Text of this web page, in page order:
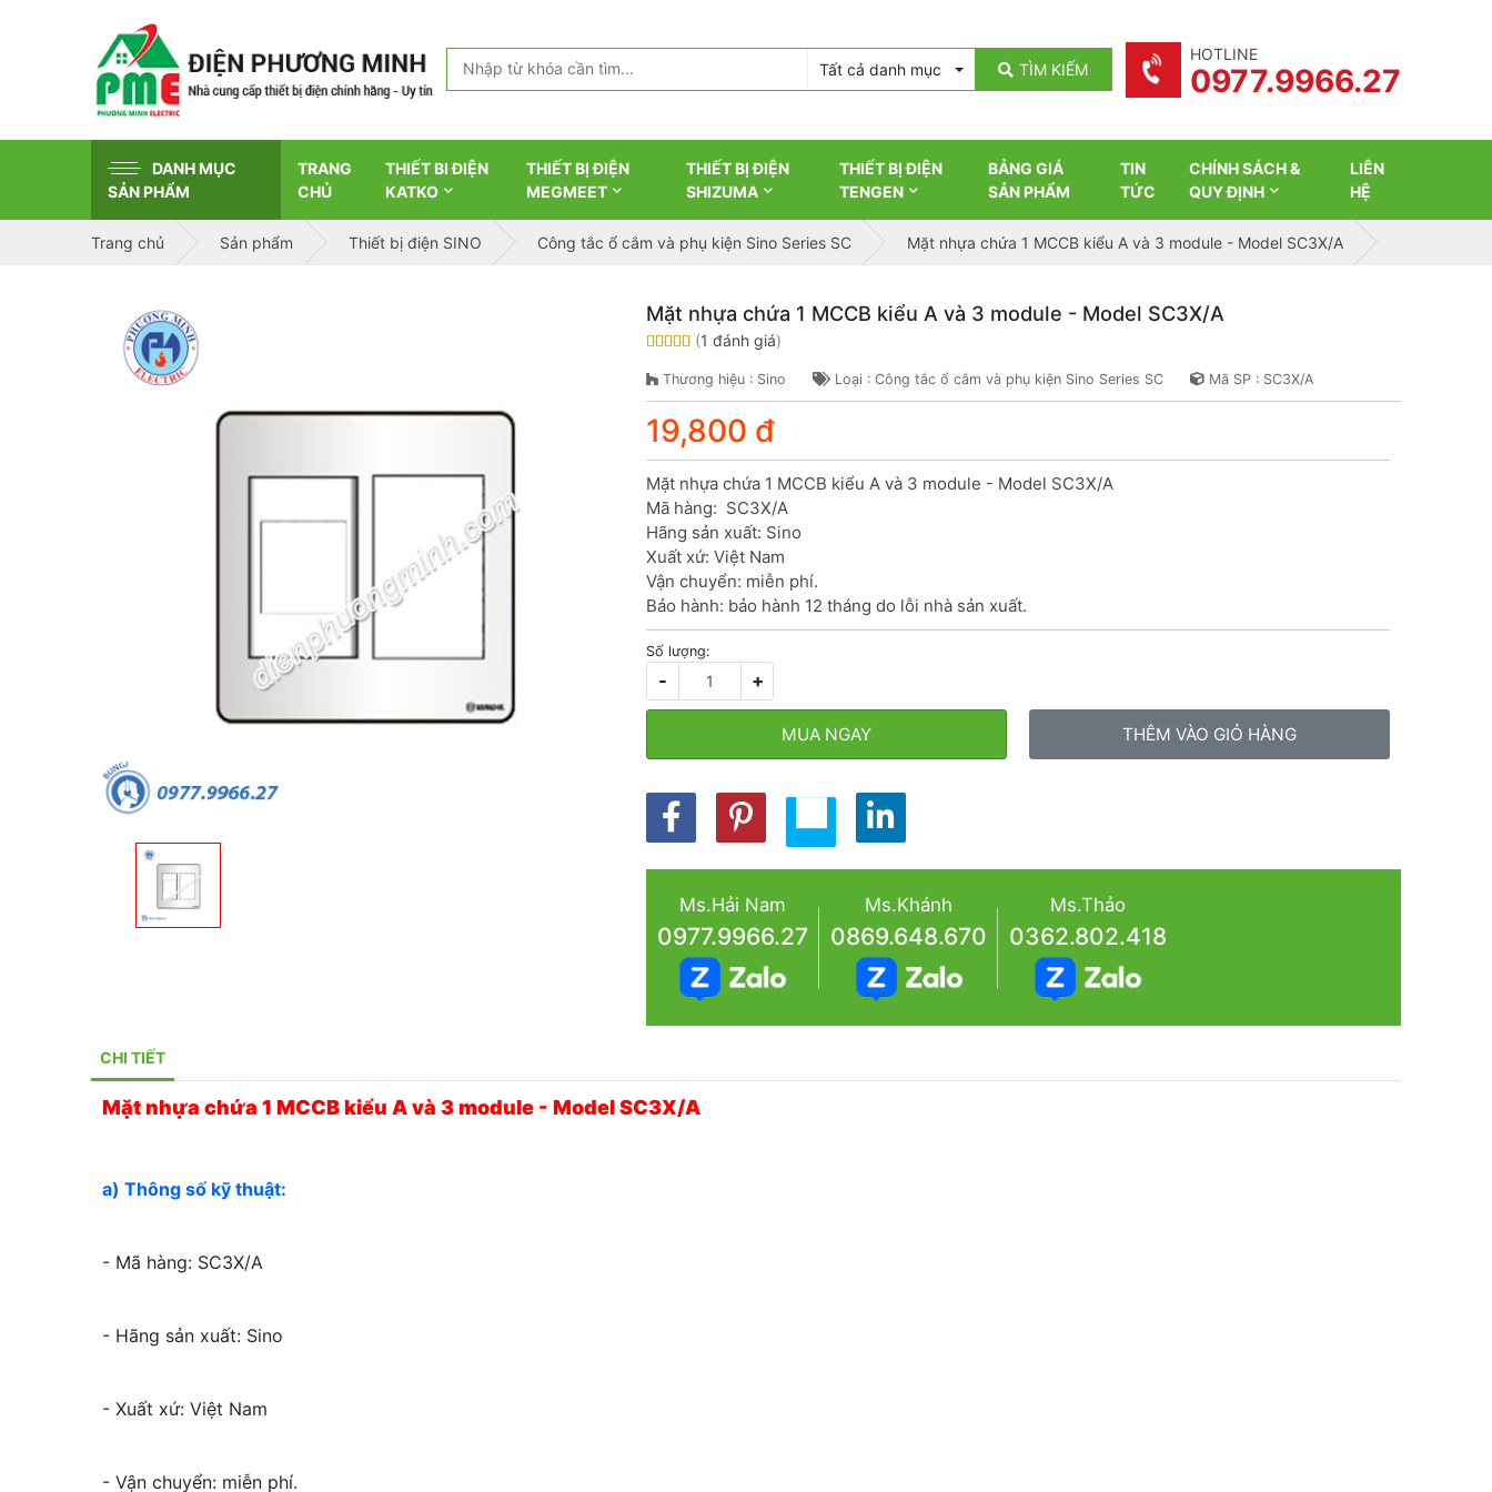
Tất cả danh mục TÌM KIẾM
HOTLINE
0977.9966.27
DANH MỤC
SẢN PHẨM
TRANG
CHỦ
THIẾT BI ĐIỆN
KATKO
THIẾT BỊ ĐIỆN
MEGMEET
THIẾT BỊ ĐIỆN
SHIZUMA
THIẾT BỊ ĐIỆN
TENGEN
BẢNG GIÁ
SẢN PHẨM
TIN
TỨC
CHÍNH SÁCH &
QUY ĐỊNH
LIÊN
HỆ
Trang chủ Sản phẩm Thiết bị điện SINO Công tắc ổ cắm và phụ kiện Sino Series SC Mặt nhựa chứa 1 MCCB kiểu A và 3 module - Model SC3X/A
Mặt nhựa chứa 1 MCCB kiểu A và 3 module - Model SC3X/A
(1 đánh giá)
Thương hiệu : Sino Loại : Công tắc ổ cắm và phụ kiện Sino Series SC Mã SP : SC3X/A
19,800 đ
Mặt nhựa chứa 1 MCCB kiểu A và 3 module - Model SC3X/A
Mã hàng:  SC3X/A
Hãng sản xuất: Sino
Xuất xứ: Việt Nam
Vận chuyển: miễn phí.
Bảo hành: bảo hành 12 tháng do lỗi nhà sản xuất.
Số lượng:
- +
MUA NGAY THÊM VÀO GIỎ HÀNG
Ms.Hải Nam
0977.9966.27
Ms.Khánh
0869.648.670
Ms.Thảo
0362.802.418
CHI TIẾT
Mặt nhựa chứa 1 MCCB kiểu A và 3 module - Model SC3X/A
a) Thông số kỹ thuật:
- Mã hàng: SC3X/A
- Hãng sản xuất: Sino
- Xuất xứ: Việt Nam
- Vận chuyển: miễn phí.